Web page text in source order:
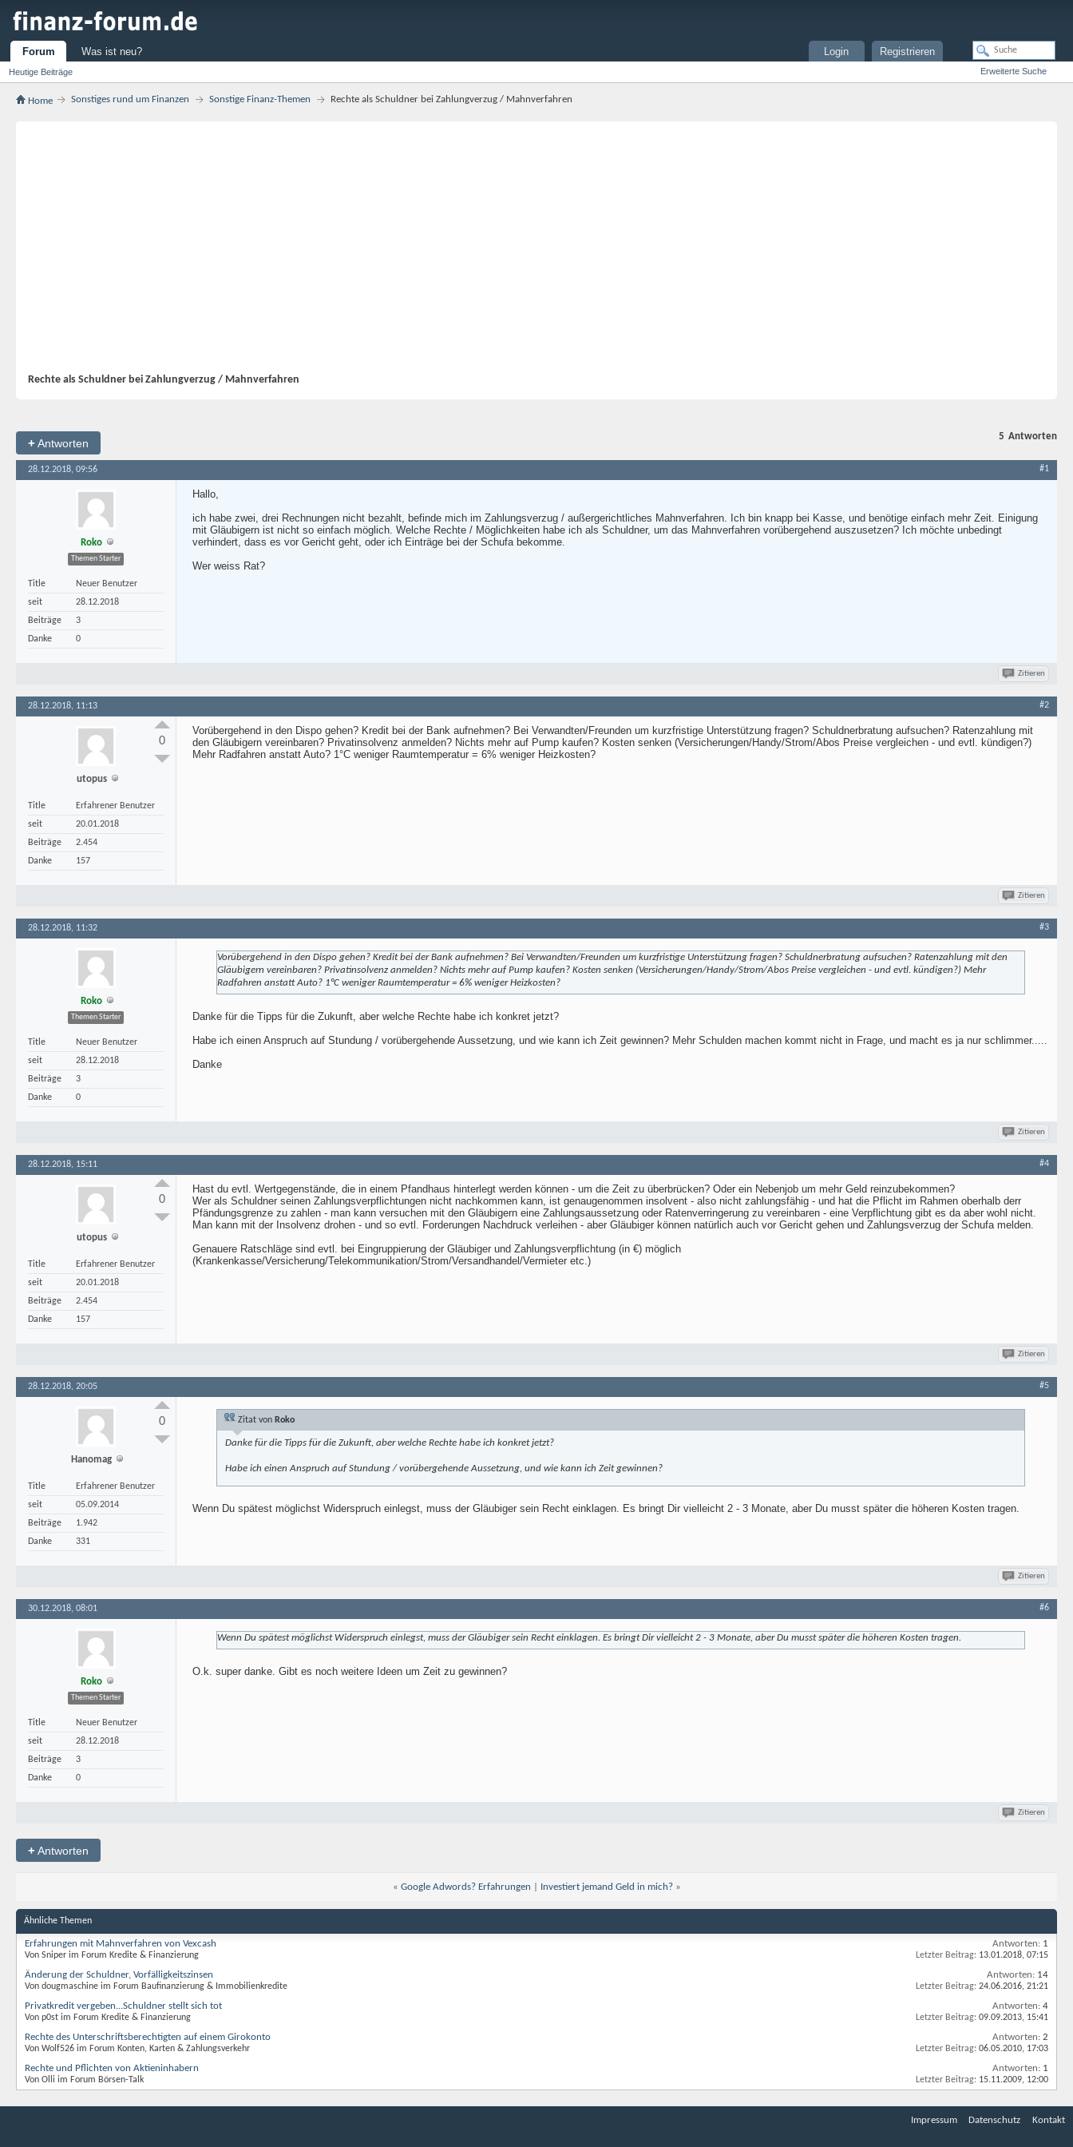
Forum
Heutige Beiträge
Was ist neu? Registrieren
Login
Erweiterte Suche
Home Sonstiges rund um Finanzen Sonstige Finanz-Themen Rechte als Schuldner bei Zahlungverzug / Mahnverfahren
Rechte als Schuldner bei Zahlungverzug / Mahnverfahren
+Antworten
5 Antworten
28.12.2018, 09:56 #1
Roko
Themen Starter
Title
Neuer Benutzer
seit
28.12.2018
Beiträge
3
Danke
0
Hallo,
ich habe zwei, drei Rechnungen nicht bezahlt, befinde mich im Zahlungsverzug / außergerichtliches Mahnverfahren. Ich bin knapp bei Kasse, und benötige einfach mehr Zeit. Einigung
mit Gläubigern ist nicht so einfach möglich. Welche Rechte / Möglichkeiten habe ich als Schuldner, um das Mahnverfahren vorübergehend auszusetzen? Ich möchte unbedingt
verhindert, dass es vor Gericht geht, oder ich Einträge bei der Schufa bekomme.
Wer weiss Rat?
Zitieren
28.12.2018, 11:13 #2
utopus
Title
Erfahrener Benutzer
seit
20.01.2018
Beiträge
2.454
Danke
157
0
Vorübergehend in den Dispo gehen? Kredit bei der Bank aufnehmen? Bei Verwandten/Freunden um kurzfristige Unterstützung fragen? Schuldnerbratung aufsuchen? Ratenzahlung mit
den Gläubigern vereinbaren? Privatinsolvenz anmelden? Nichts mehr auf Pump kaufen? Kosten senken (Versicherungen/Handy/Strom/Abos Preise vergleichen - und evtl. kündigen?)
Mehr Radfahren anstatt Auto? 1°C weniger Raumtemperatur = 6% weniger Heizkosten?
Zitieren
28.12.2018, 11:32 #3
Roko
Themen Starter
Title
Neuer Benutzer
seit
28.12.2018
Beiträge
3
Danke
0
Vorübergehend in den Dispo gehen? Kredit bei der Bank aufnehmen? Bei Verwandten/Freunden um kurzfristige Unterstützung fragen? Schuldnerbratung aufsuchen? Ratenzahlung mit den
Gläubigern vereinbaren? Privatinsolvenz anmelden? Nichts mehr auf Pump kaufen? Kosten senken (Versicherungen/Handy/Strom/Abos Preise vergleichen - und evtl. kündigen?) Mehr
Radfahren anstatt Auto? 1°C weniger Raumtemperatur = 6% weniger Heizkosten?
Danke für die Tipps für die Zukunft, aber welche Rechte habe ich konkret jetzt?
Habe ich einen Anspruch auf Stundung / vorübergehende Aussetzung, und wie kann ich Zeit gewinnen? Mehr Schulden machen kommt nicht in Frage, und macht es ja nur schlimmer.....
Danke
Zitieren
28.12.2018, 15:11 #4
utopus
Title
Erfahrener Benutzer
seit
20.01.2018
Beiträge
2.454
Danke
157
0
Hast du evtl. Wertgegenstände, die in einem Pfandhaus hinterlegt werden können - um die Zeit zu überbrücken? Oder ein Nebenjob um mehr Geld reinzubekommen?
Wer als Schuldner seinen Zahlungsverpflichtungen nicht nachkommen kann, ist genaugenommen insolvent - also nicht zahlungsfähig - und hat die Pflicht im Rahmen oberhalb derr
Pfändungsgrenze zu zahlen - man kann versuchen mit den Gläubigern eine Zahlungsaussetzung oder Ratenverringerung zu vereinbaren - eine Verpflichtung gibt es da aber wohl nicht.
Man kann mit der Insolvenz drohen - und so evtl. Forderungen Nachdruck verleihen - aber Gläubiger können natürlich auch vor Gericht gehen und Zahlungsverzug der Schufa melden.
Genauere Ratschläge sind evtl. bei Eingruppierung der Gläubiger und Zahlungsverpflichtung (in €) möglich
(Krankenkasse/Versicherung/Telekommunikation/Strom/Versandhandel/Vermieter etc.)
Zitieren
28.12.2018, 20:05 #5
Hanomag
Title
Erfahrener Benutzer
seit
05.09.2014
Beiträge
1.942
Danke
331
0 Zitat von Roko
Danke für die Tipps für die Zukunft, aber welche Rechte habe ich konkret jetzt?
Habe ich einen Anspruch auf Stundung / vorübergehende Aussetzung, und wie kann ich Zeit gewinnen?
Wenn Du spätest möglichst Widerspruch einlegst, muss der Gläubiger sein Recht einklagen. Es bringt Dir vielleicht 2 - 3 Monate, aber Du musst später die höheren Kosten tragen.
Zitieren
30.12.2018, 08:01 #6
Roko
Themen Starter
Title
Neuer Benutzer
seit
28.12.2018
Beiträge
3
Danke
0
Wenn Du spätest möglichst Widerspruch einlegst, muss der Gläubiger sein Recht einklagen. Es bringt Dir vielleicht 2 - 3 Monate, aber Du musst später die höheren Kosten tragen.
O.k. super danke. Gibt es noch weitere Ideen um Zeit zu gewinnen?
Zitieren
+Antworten
« Google Adwords? Erfahrungen Investiert jemand Geld in mich? »
Ähnliche Themen
Erfahrungen mit Mahnverfahren von Vexcash
Von Sniper im Forum Kredite & Finanzierung
Antworten: 1
Letzter Beitrag: 13.01.2018, 07:15
Änderung der Schuldner, Vorfälligkeitszinsen
Von dougmaschine im Forum Baufinanzierung & Immobilienkredite
Antworten: 14
Letzter Beitrag: 24.06.2016, 21:21
Privatkredit vergeben...Schuldner stellt sich tot
Von p0st im Forum Kredite & Finanzierung
Antworten: 4
Letzter Beitrag: 09.09.2013, 15:41
Rechte des Unterschriftsberechtigten auf einem Girokonto
Von Wolf526 im Forum Konten, Karten & Zahlungsverkehr
Antworten: 2
Letzter Beitrag: 06.05.2010, 17:03
Rechte und Pflichten von Aktieninhabern
Von Olli im Forum Börsen-Talk
Antworten: 1
Letzter Beitrag: 15.11.2009, 12:00
Impressum Datenschutz Kontakt